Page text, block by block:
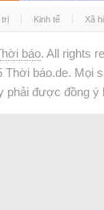
Kinh tế Xã
báo. All rights
Thời báo.de. Mọi
phải được đồng ý